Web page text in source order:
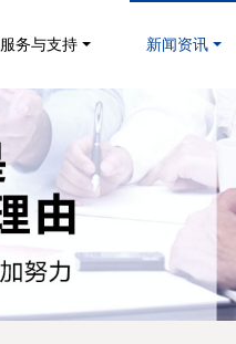
服务与支持 新闻资讯